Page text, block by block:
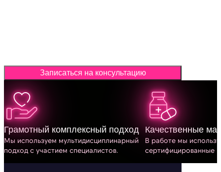
Записаться на консультацию
Грамотный комплексный подход
Мы используем мульти­дисциплинарный
подход с участием специалистов.
Качественные
В работе мы
сертифицированные